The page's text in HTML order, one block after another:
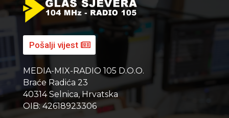
Pošalji vijest
MEDIA-MIX-RADIO 105 D.O.O.
Braće Radića 23
40314 Selnica, Hrvatska
OIB: 42618923306